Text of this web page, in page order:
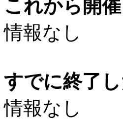
これから開
情報なし
すでに終了
情報なし